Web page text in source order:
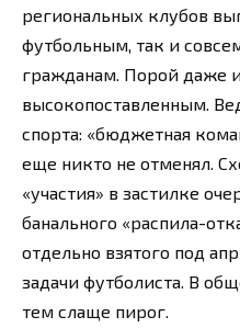
региональных клубов
футбольным, так и
гражданам. Порой даже
высокопоставленным.
спорта: «бюджетная
еще никто не отменял.
«участия» в застилке
банального «распила-
отдельно взятого под
задачи футболиста. В
тем слаще пирог.